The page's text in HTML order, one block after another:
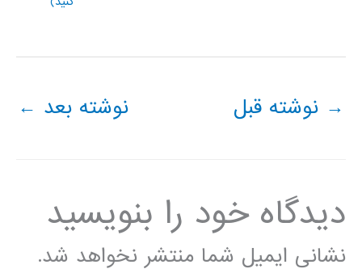
→ نوشته قبل نوشته بعد ←
دیدگاه‌ خود را بنویسید
نشانی ایمیل شما منتشر نخواهد شد.